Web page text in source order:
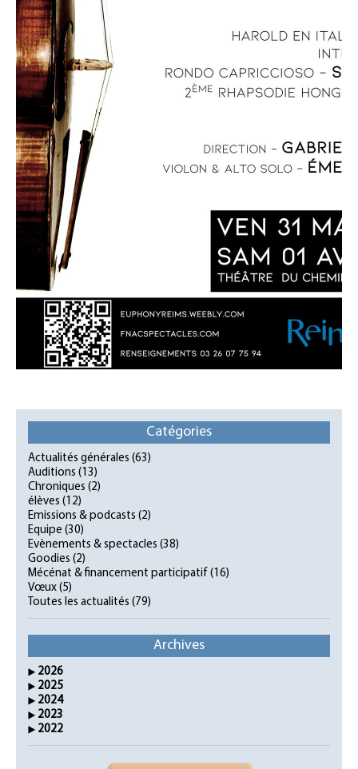
Catégories
Actualités générales (63)
Auditions (13)
Chroniques (2)
élèves (12)
Emissions & podcasts (2)
Equipe (30)
Evènements & spectacles (38)
Goodies (2)
Mécénat & financement participatif (16)
Vœux (5)
Toutes les actualités (79)
Archives
2026
2025
2024
2023
2022